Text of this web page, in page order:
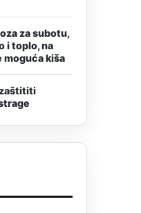
za subotu,
i toplo, na
moguća kiša